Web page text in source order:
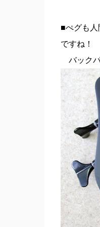
■ぺグも人
ですね！
バックパ